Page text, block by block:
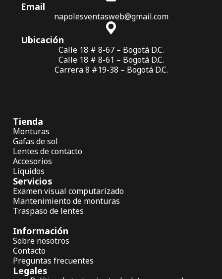
Email
napolesventasweb@gmail.com
Ubicación
Calle 18 # 8-67 – Bogotá D.C.
Calle 18 # 8-61 – Bogotá D.C.
Carrera 8 #19-38 – Bogotá D.C.
Tienda
Monturas
Gafas de sol
Lentes de contacto
Accesorios
Líquidos
Servicios
Examen visual computarizado
Mantenimiento de monturas
Traspaso de lentes
Información
Sobre nosotros
Contacto
Preguntas frecuentes
Legales